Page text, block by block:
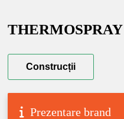
THERMOSPRAY
Construcții
Prezentare brand